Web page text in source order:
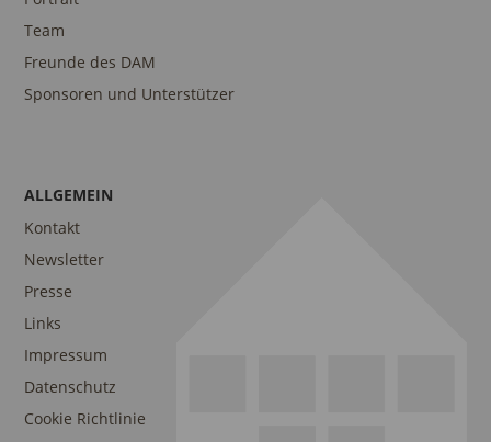
Team
Freunde des DAM
Sponsoren und Unterstützer
ALLGEMEIN
Kontakt
Newsletter
Presse
Links
Impressum
Datenschutz
Cookie Richtlinie